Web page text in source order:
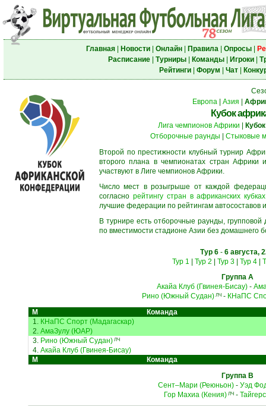
Главная| Новости| Онлайн| Правила| Опросы|
Расписание| Турниры| Команды| Игроки|
Рейтинги| Форум Чат|
Европа
Азия
Кубок
Лига чемпионов Африки
Отборочные раунды
Стыковые
Второй по престижности клубный турнир
второго плана в чемпионатах стран Африки
участвуют в Лиге чемпионов Африки.
Число мест в розыгрыше от каждой
согласно рейтингу стран в африканских кубках
лучшие федерации по рейтингам автосоставов
В турнире есть отборочные раунды,
по вместимости стадионе Азии без домашнего
Тур 6 - 6 августа,
Тур 1
Тур 2 Тур 3| Тур 4|
Группа A
Акайа Клуб (Гвинея-Бисау) -
Рино (Южный Судан)ЛЧ- КНаПС
М
Команда
1. КНаПС Спорт (Мадагаскар)
2. АмаЗулу (ЮАР)
3. Рино (Южный Судан)ЛЧ
4. Акайа Клуб (Гвинея-Бисау)
М
Команда
Группа B
Сент–Мари (Реюньон) - Уэд
Гор Махиа (Кения) ЛЧ -